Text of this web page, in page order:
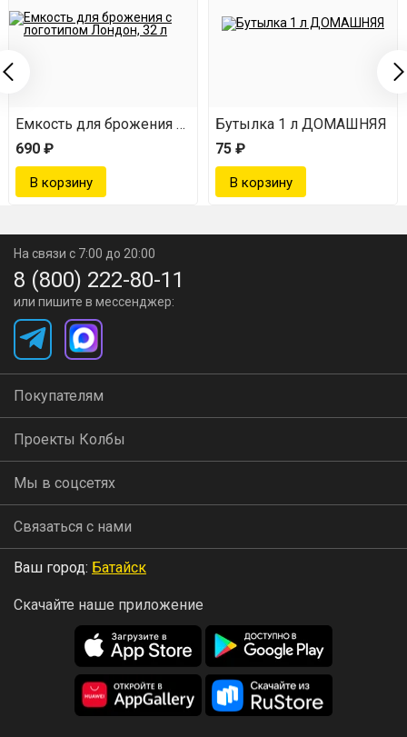
общего объема в 3 л;
перемешиваем и убираем в темное место на 3-5
Емкость для брожения с логотипом Лондон (32 л)
690 ₽
Бутылка 1 л ДОМАШНЯЯ
75 ₽
На связи с 7:00 до 20:00
8 (800) 222-80-11
или пишите в мессенджер:
Покупателям
Проекты Колбы
Мы в соцсетях
Связаться с нами
Ваш город: Батайск
Скачайте наше приложение